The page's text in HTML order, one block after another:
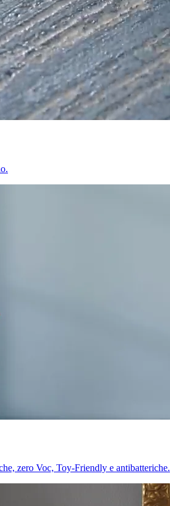
zero Voc, Toy-Friendly e antibatteriche.